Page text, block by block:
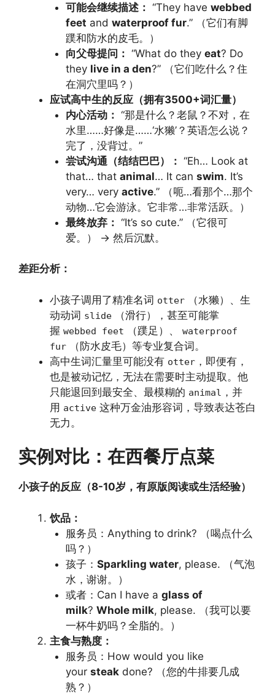
可能会继续描述： “They have webbed
feet and waterproof fur.” （它们有脚
蹼和防水的皮毛。）
向父母提问： “What do they eat? Do
they live in a den?” （它们吃什么？住
在洞穴里吗？）
应试高中生的反应（拥有3500+词汇量）
内心活动： “那是什么？老鼠？不对，在
水里……好像是……‘水獭’？英语怎么说？
完了，没背过。”
尝试沟通（结结巴巴）： “Eh… Look at
that… that animal… It can swim. It’s
very… very active.” （呃…看那个…那个
动物…它会游泳。它非常…非常活跃。）
最终放弃： “It’s so cute.” （它很可
爱。） -> 然后沉默。
差距分析：
小孩子调用了精准名词 otter （水獭）、生
动动词 slide （滑行），甚至可能掌
握 webbed feet （蹼足）、 waterproof
fur （防水皮毛）等专业复合词。
高中生词汇量里可能没有 otter ，即便有，
也是被动记忆，无法在需要时主动提取。他
只能退回到最安全、最模糊的 animal ，并
用 active 这种万金油形容词，导致表达苍白
无力。
实例对比：在西餐厅点菜
小孩子的反应（8-10岁，有原版阅读或生活经验）
饮品：
服务员：Anything to drink? （喝点什么
吗？）
孩子： Sparkling water, please. （气泡
水，谢谢。）
或者：Can I have a glass of
milk? Whole milk, please. （我可以要
一杯牛奶吗？全脂的。）
主食与熟度：
服务员：How would you like
your steakdone? （您的牛排要几成
熟？）